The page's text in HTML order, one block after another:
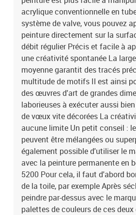
acrylique conventionnelle en
système de valve, vous pouvez
peinture directement sur la
débit régulier Précis et facile à
une créativité spontanée La
moyenne garantit des tracés
multitude de motifs Il est ainsi
des œuvres d'art de grandes
laborieuses à exécuter aussi
de vœux vite décorées La
aucune limite Un petit conseil :
peuvent être mélangées ou
également possible d'utiliser le
avec la peinture permanente en
5200 Pour cela, il faut d'abord
de la toile, par exemple Après
peindre par-dessus avec le
palettes de couleurs de ces